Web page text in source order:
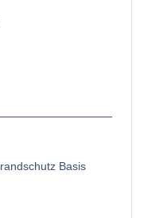
Basis